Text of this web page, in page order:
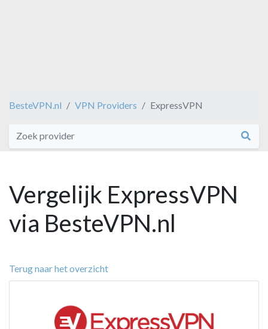
BesteVPN.nl VPN Providers ExpressVPN
Vergelijk ExpressVPN
via BesteVPN.nl
Terug naar het overzicht